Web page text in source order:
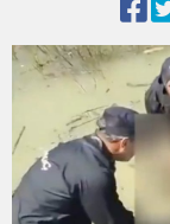
Korunuyor
12:19
12:17 “İzmir’de